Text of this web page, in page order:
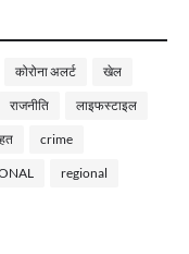
कोरोना अलर्ट खेल
राजनीति लाइफस्टाइल
crime
regional